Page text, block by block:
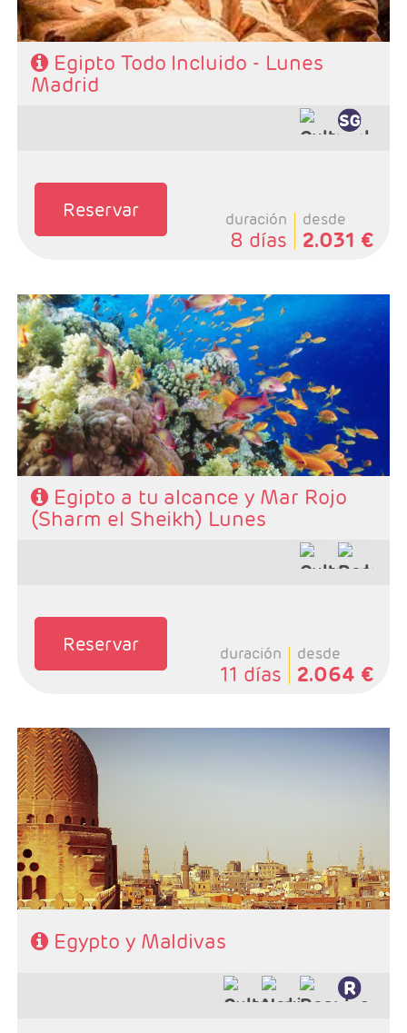
Egipto Todo Incluido - Lunes
Madrid
Reservar duración
8 días
desde
2.031 €
Salidas: Lunes
Ruta: 4 noches Cairo y 3 noches Crucero + extensión
Sharm el Sheikh
Vuelo Régular
Hoteles:. 4*, y 5 Lujo
Régimen: AD en Cairo, PC en crucero
Pago directo en destino: Visado y propinas 65 €
Egipto a tu alcance y Mar Rojo
(Sharm el Sheikh) Lunes
Reservar duración
11 días
desde
2.064 €
Salidas:Martes
Ruta: 4 noches Cairo, 3 noches crucero y 4 noches
(ampliables) en Maldivas
Hoteles y régimen Egipto: 5 y 5 Lujo / AD en Cairo y PC
en crucero
En Maldivas: A elección
Visado incluido en el precio
Pago directo en destinos: 35 Euros propinas
Egypto y Maldivas